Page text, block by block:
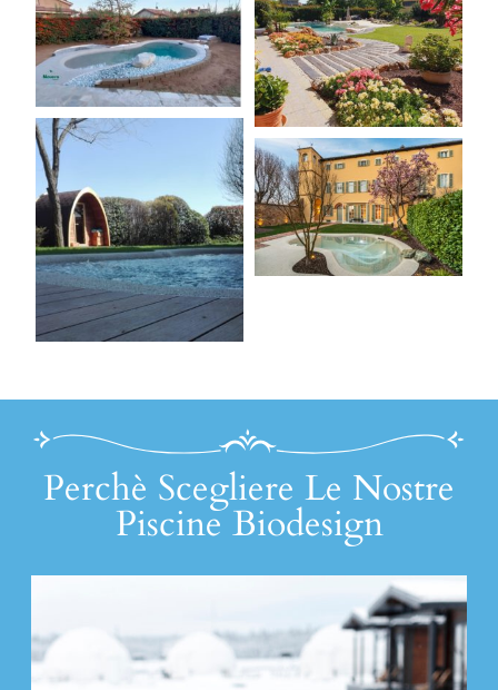
Perchè Scegliere Le Nostre
Piscine Biodesign